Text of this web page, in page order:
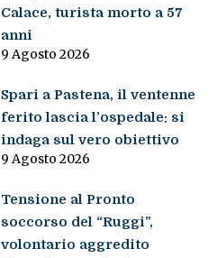
Calace, turista morto a 57
anni
9 Agosto 2026
Spari a Pastena, il ventenne
ferito lascia l’ospedale: si
indaga sul vero obiettivo
9 Agosto 2026
Tensione al Pronto
soccorso del “Ruggi”,
volontario aggredito